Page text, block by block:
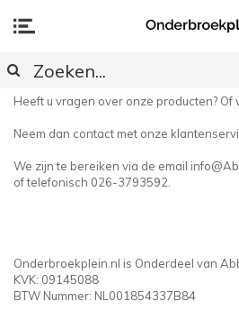
CONTACT
Heeft u vragen over onze producten? Of
Neem dan contact met onze
We zijn te bereiken via de email
of telefonisch 026-3793592.
Onderbroekplein.nl is Onderdeel van
KVK: 09145088
BTW Nummer: NL001854337B84